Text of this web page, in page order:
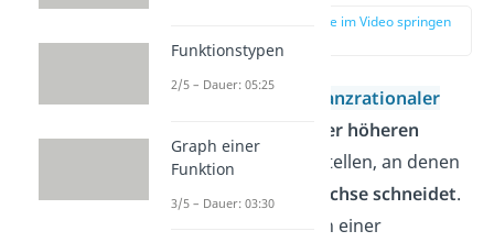
zur Stelle im Video springen
ganzrationaler
3. oder höheren
Grades
sind die Stellen, an denen
der Graph die
x-Achse schneidet.
Um die Nullstellen einer
Funktionstypen
2/5 – Dauer: 05:25
Graph einer
Funktion
3/5 – Dauer: 03:30